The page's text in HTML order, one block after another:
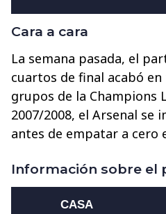
Cara a cara
La semana pasada, el
cuartos de final acabó en
grupos de la Champions
2007/2008, el Arsenal se
antes de empatar a cero
Información sobre el